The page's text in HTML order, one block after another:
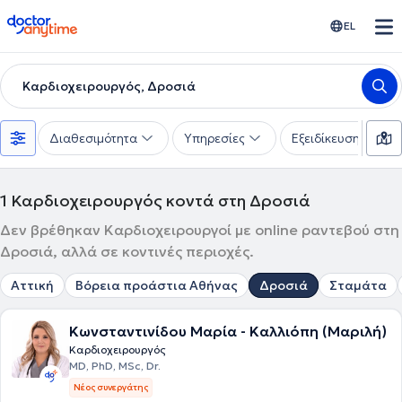
doctoranytime EL
Καρδιοχειρουργός, Δροσιά
Διαθεσιμότητα Υπηρεσίες Εξειδίκευση
1 Καρδιοχειρουργός κοντά στη Δροσιά
Δεν βρέθηκαν Καρδιοχειρουργοί με online ραντεβού στη
Δροσιά, αλλά σε κοντινές περιοχές.
Αττική Βόρεια προάστια Αθήνας Δροσιά Σταμάτα
Κωνσταντινίδου Μαρία - Καλλιόπη (Μαριλή)
Καρδιοχειρουργός
MD, PhD, MSc, Dr.
Νέος συνεργάτης